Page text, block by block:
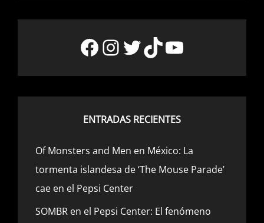
Facebook
Instagram
Twitter
TikTok
YouTube
ENTRADAS RECIENTES
Of Monsters and Men en México: La
tormenta islandesa de ‘The Mouse Parade’
cae en el Pepsi Center
SOMBR en el Pepsi Center: El fenómeno